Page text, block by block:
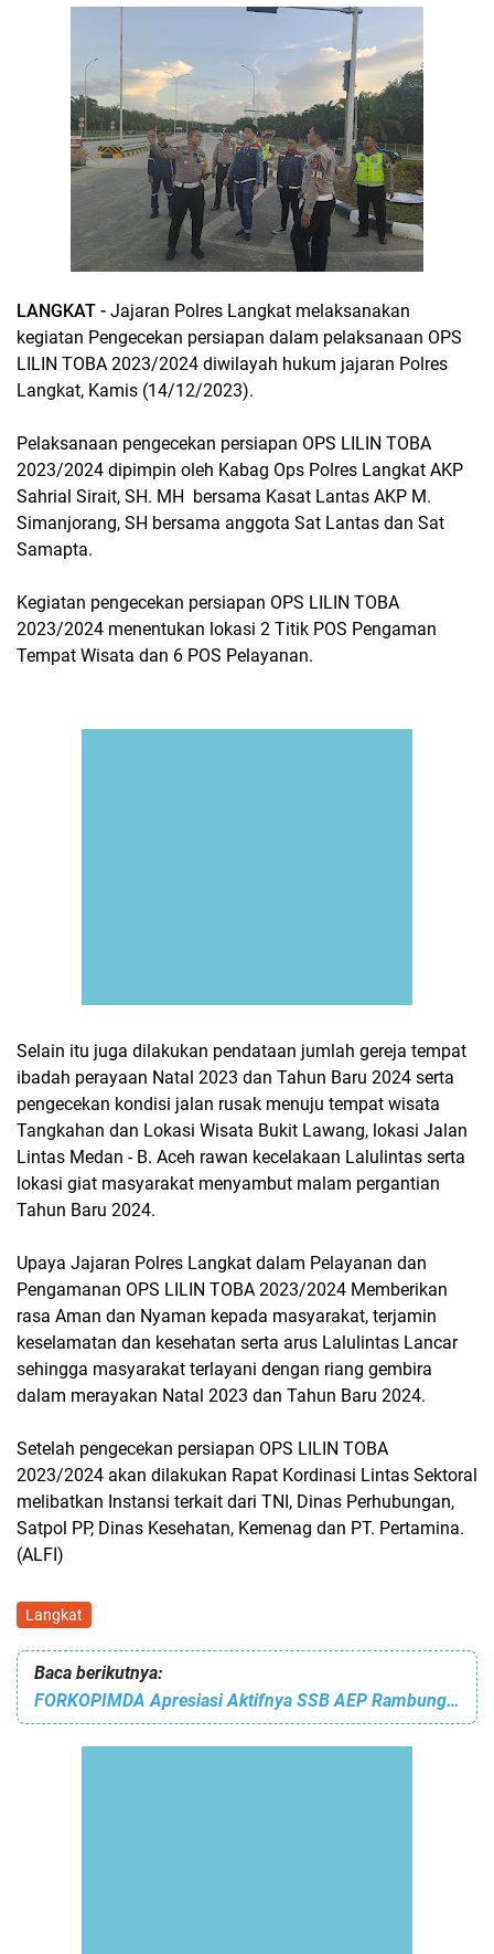
LANGKAT - Jajaran Polres Langkat melaksanakan
kegiatan Pengecekan persiapan dalam pelaksanaan OPS
LILIN TOBA 2023/2024 diwilayah hukum jajaran Polres
Langkat, Kamis (14/12/2023).
Pelaksanaan pengecekan persiapan OPS LILIN TOBA
2023/2024 dipimpin oleh Kabag Ops Polres Langkat AKP
Sahrial Sirait, SH. MH bersama Kasat Lantas AKP M.
Simanjorang, SH bersama anggota Sat Lantas dan Sat
Samapta.
Kegiatan pengecekan persiapan OPS LILIN TOBA
2023/2024 menentukan lokasi 2 Titik POS Pengaman
Tempat Wisata dan 6 POS Pelayanan.
Selain itu juga dilakukan pendataan jumlah gereja tempat
ibadah perayaan Natal 2023 dan Tahun Baru 2024 serta
pengecekan kondisi jalan rusak menuju tempat wisata
Tangkahan dan Lokasi Wisata Bukit Lawang, lokasi Jalan
Lintas Medan - B. Aceh rawan kecelakaan Lalulintas serta
lokasi giat masyarakat menyambut malam pergantian
Tahun Baru 2024.
Upaya Jajaran Polres Langkat dalam Pelayanan dan
Pengamanan OPS LILIN TOBA 2023/2024 Memberikan
rasa Aman dan Nyaman kepada masyarakat, terjamin
keselamatan dan kesehatan serta arus Lalulintas Lancar
sehingga masyarakat terlayani dengan riang gembira
dalam merayakan Natal 2023 dan Tahun Baru 2024.
Setelah pengecekan persiapan OPS LILIN TOBA
2023/2024 akan dilakukan Rapat Kordinasi Lintas Sektoral
melibatkan Instansi terkait dari TNI, Dinas Perhubungan,
Satpol PP, Dinas Kesehatan, Kemenag dan PT. Pertamina.
(ALFI)
Langkat
Baca berikutnya:
FORKOPIMDA Apresiasi Aktifnya SSB AEP Rambung Estate